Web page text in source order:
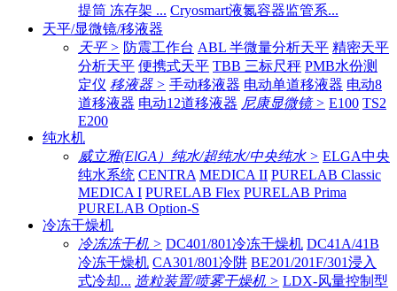
提筒 冻存架 ... Cryosmart液氮容器监管系...
天平/显微镜/移液器
天平 > 防震工作台 ABL 半微量分析天平 精密天平
分析天平 便携式天平 TBB 三标尺秤 PMB水份测
定仪 移液器 > 手动移液器 电动单道移液器 电动8
道移液器 电动12道移液器 尼康显微镜 > E100 TS2
E200
纯水机
威立雅(ElGA）纯水/超纯水/中央纯水 > ELGA中央
纯水系统 CENTRA MEDICA II PURELAB Classic
MEDICA I PURELAB Flex PURELAB Prima
PURELAB Option-S
冷冻干燥机
冷冻冻干机 > DC401/801冷冻干燥机 DC41A/41B
冷冻干燥机 CA301/801冷阱 BE201/201F/301浸入
式冷却... 造粒装置/喷雾干燥机 > LDX-风量控制型